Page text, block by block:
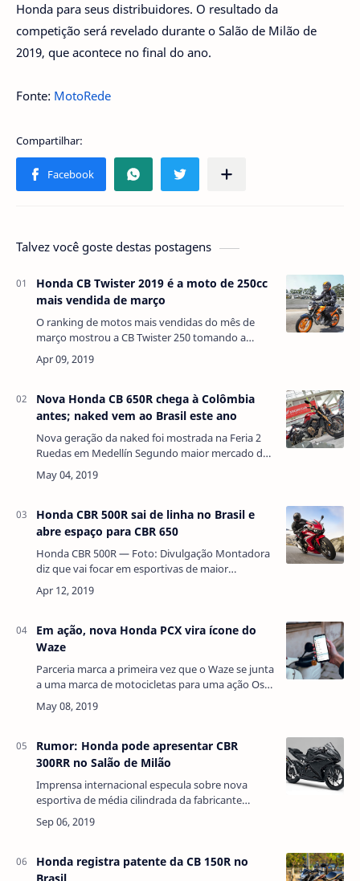
Honda para seus distribuidores. O resultado da
competição será revelado durante o Salão de Milão de
2019, que acontece no final do ano.
Fonte: MotoRede
Talvez você goste destas postagens
Honda CB Twister 2019 é a moto de 250cc
mais vendida de março
O ranking de motos mais vendidas do mês de
março mostrou a CB Twister 250 tomando a
quarta posição da Yamaha Fazer 250. No entanto,
a Honda Titan continua sendo a motocicleta m…
Nova Honda CB 650R chega à Colômbia
antes; naked vem ao Brasil este ano
Nova geração da naked foi mostrada na Feria 2
Ruedas em Medellín Segundo maior mercado de
motos da América do Sul, com 547.296 unidades
emplacadas em 2018, a Colômbia é palco da 1…
Honda CBR 500R sai de linha no Brasil e
abre espaço para CBR 650
Honda CBR 500R — Foto: Divulgação Montadora
diz que vai focar em esportivas de maior
cilindrada, como CBR 1000R e CBR 650F. A Honda
CBR 500R não faz mais parte do portfólio …
Em ação, nova Honda PCX vira ícone do
Waze
Parceria marca a primeira vez que o Waze se junta
a uma marca de motocicletas para uma ação Os
usuários do aplicativo Waze agora têm a opção
de personalizar o ícone do veículo de …
Rumor: Honda pode apresentar CBR
300RR no Salão de Milão
Imprensa internacional especula sobre nova
esportiva de média cilindrada da fabricante
japonesa para concorrer com Yamaha R3 e
Kawasaki Ninja 400 A imagem acima circula pela
Honda registra patente da CB 150R no